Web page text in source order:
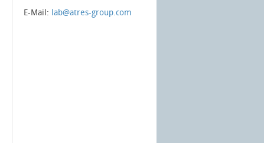
E-Mail: lab@atres-group.com